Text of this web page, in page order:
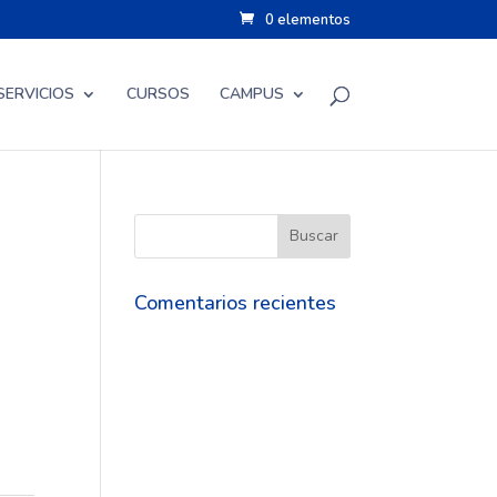
0 elementos
CURSOS CAMPUS
Comentarios recientes